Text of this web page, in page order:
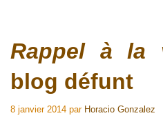
Rappel à la
blog défunt
8 janvier 2014 par Horacio Gonzalez